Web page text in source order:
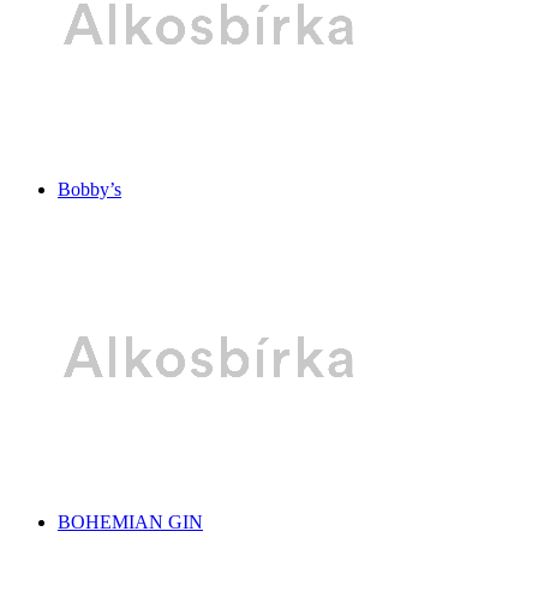
Bobby’s
BOHEMIAN GIN